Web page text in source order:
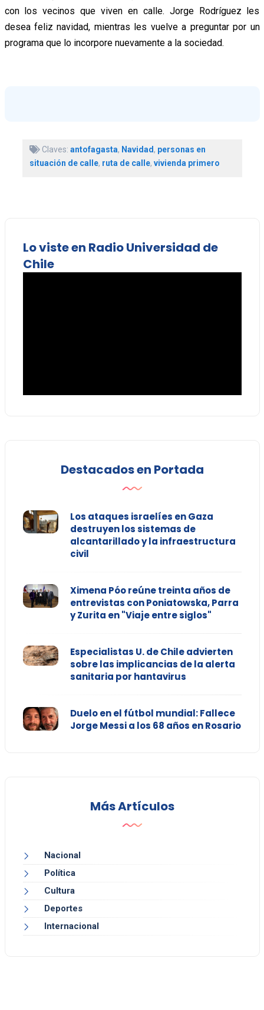
con los vecinos que viven en calle. Jorge Rodríguez les
desea feliz navidad, mientras les vuelve a preguntar por un
programa que lo incorpore nuevamente a la sociedad.
Claves: antofagasta, Navidad, personas en
situación de calle, ruta de calle, vivienda primero
Lo viste en Radio Universidad de
Chile
Destacados en Portada
Los ataques israelíes en Gaza
destruyen los sistemas de
alcantarillado y la infraestructura
civil
Ximena Póo reúne treinta años de
entrevistas con Poniatowska, Parra
y Zurita en "Viaje entre siglos"
Especialistas U. de Chile advierten
sobre las implicancias de la alerta
sanitaria por hantavirus
Duelo en el fútbol mundial: Fallece
Jorge Messi a los 68 años en Rosario
Más Artículos
Nacional
Política
Cultura
Deportes
Internacional